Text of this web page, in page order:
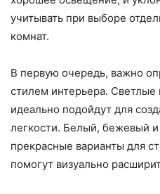
учитывать при выборе
комнат.
В первую очередь, важно
стилем интерьера. Светлые
идеально подойдут для
легкости. Белый, бежевый
прекрасные варианты для
помогут визуально